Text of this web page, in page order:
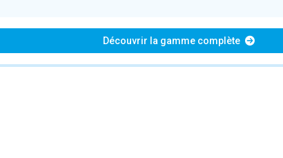
Découvrir la gamme complète